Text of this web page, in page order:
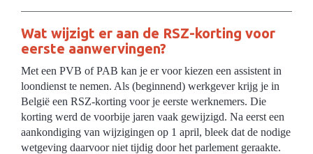
Wat wijzigt er aan de RSZ-korting voor
eerste aanwervingen?
Met een PVB of PAB kan je er voor kiezen een assistent in
loondienst te nemen. Als (beginnend) werkgever krijg je in
België een RSZ-korting voor je eerste werknemers. Die
korting werd de voorbije jaren vaak gewijzigd. Na eerst een
aankondiging van wijzigingen op 1 april, bleek dat de nodige
wetgeving daarvoor niet tijdig door het parlement geraakte.